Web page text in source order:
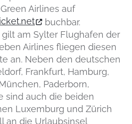
Airlines auf
buchbar.
gilt am Sylter Flughafen der
Airlines fliegen diesen
an. Neben den deutschen
Frankfurt, Hamburg,
Paderborn,
sind auch die beiden
Luxemburg und Zürich
an die Urlaubsinsel